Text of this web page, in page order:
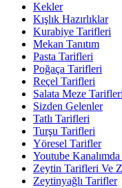
Kekler
Kışlık Hazırlıklar
Kurabiye Tarifleri
Mekan Tanıtım
Pasta Tarifleri
Poğaça Tarifleri
Reçel Tarifleri
Salata Meze
Sizden Gelenler
Tatlı Tarifleri
Turşu Tarifleri
Yöresel Tarifler
Youtube
Zeytin Tarifleri Ve
Zeytinyağlı Tarifler